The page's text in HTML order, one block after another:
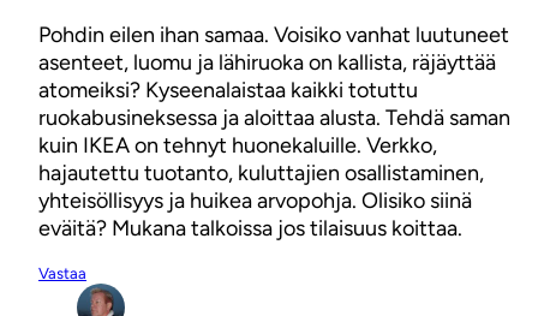
Pohdin eilen ihan samaa. Voisiko vanhat luutuneet
asenteet, luomu ja lähiruoka on kallista, räjäyttää
atomeiksi? Kyseenalaistaa kaikki totuttu
ruokabusineksessa ja aloittaa alusta. Tehdä saman
kuin IKEA on tehnyt huonekaluille. Verkko,
hajautettu tuotanto, kuluttajien osallistaminen,
yhteisöllisyys ja huikea arvopohja. Olisiko siinä
eväitä? Mukana talkoissa jos tilaisuus koittaa.
Vastaa